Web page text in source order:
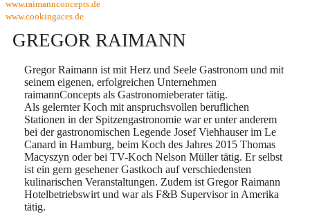
www.raimannconcepts.de
www.cookingaces.de
GREGOR RAIMANN
Gregor Raimann ist mit Herz und Seele Gastronom und mit
seinem eigenen, erfolgreichen Unternehmen
raimannConcepts als Gastronomieberater tätig.
Als gelernter Koch mit anspruchsvollen beruflichen
Stationen in der Spitzengastronomie war er unter anderem
bei der gastronomischen Legende Josef Viehhauser im Le
Canard in Hamburg, beim Koch des Jahres 2015 Thomas
Macyszyn oder bei TV-Koch Nelson Müller tätig. Er selbst
ist ein gern gesehener Gastkoch auf verschiedensten
kulinarischen Veranstaltungen. Zudem ist Gregor Raimann
Hotelbetriebswirt und war als F&B Supervisor in Amerika
tätig.